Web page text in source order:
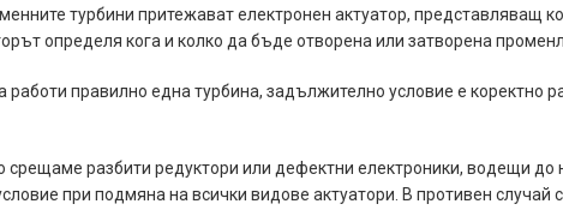
турбини притежават електронен актуатор, представляващ
определя кога и колко да бъде отворена или затворена
работи правилно една турбина, задължително условие е коректно
разбити редуктори или дефектни електроники, водещи
при подмяна на всички видове актуатори. В противен случай